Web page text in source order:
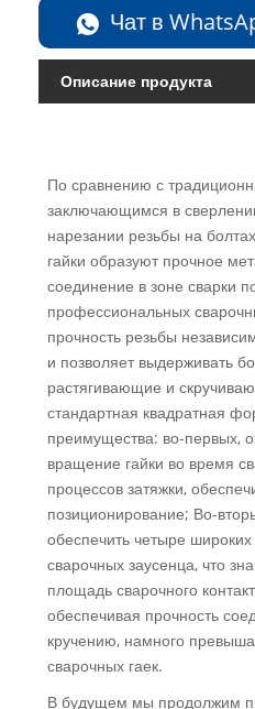
Чат в
Описание продукта
По сравнению с
заключающимся в
нарезании резьбы на
гайки образуют прочное
соединение в зоне сварки
профессиональных
прочность резьбы
и позволяет выдерживать
растягивающие и
стандартная квадратная
преимущества: во-первых,
вращение гайки во время
процессов затяжки,
позиционирование; Во-
обеспечить четыре
сварочных заусенца, что
площадь сварочного
обеспечивая прочность
кручению, намного
сварочных гаек.
В будущем мы продолжим